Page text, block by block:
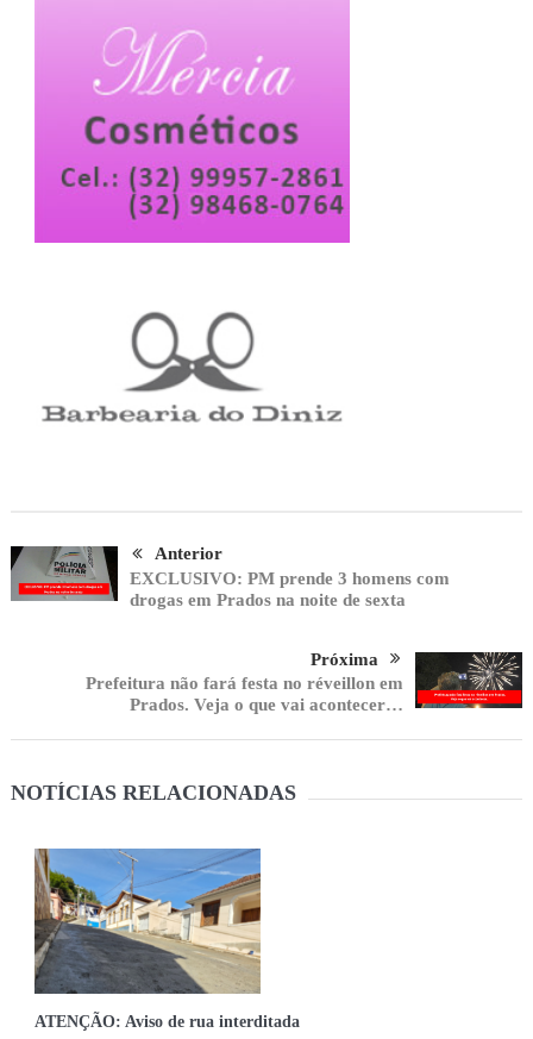
Anterior
EXCLUSIVO: PM prende 3 homens com
drogas em Prados na noite de sexta
Próxima
Prefeitura não fará festa no réveillon em
Prados. Veja o que vai acontecer…
NOTÍCIAS RELACIONADAS
ATENÇÃO: Aviso de rua interditada